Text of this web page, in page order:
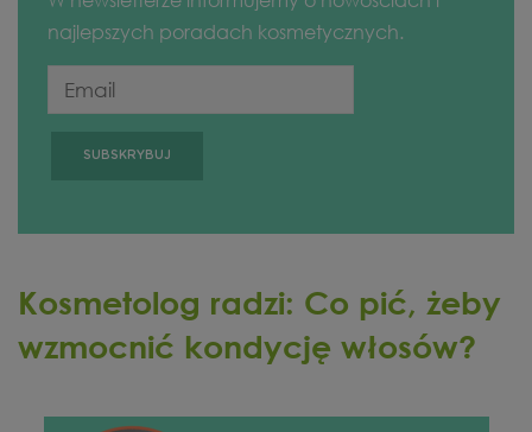
najlepszych poradach kosmetycznych.
Kosmetolog radzi: Co pić, żeby
wzmocnić kondycję włosów?